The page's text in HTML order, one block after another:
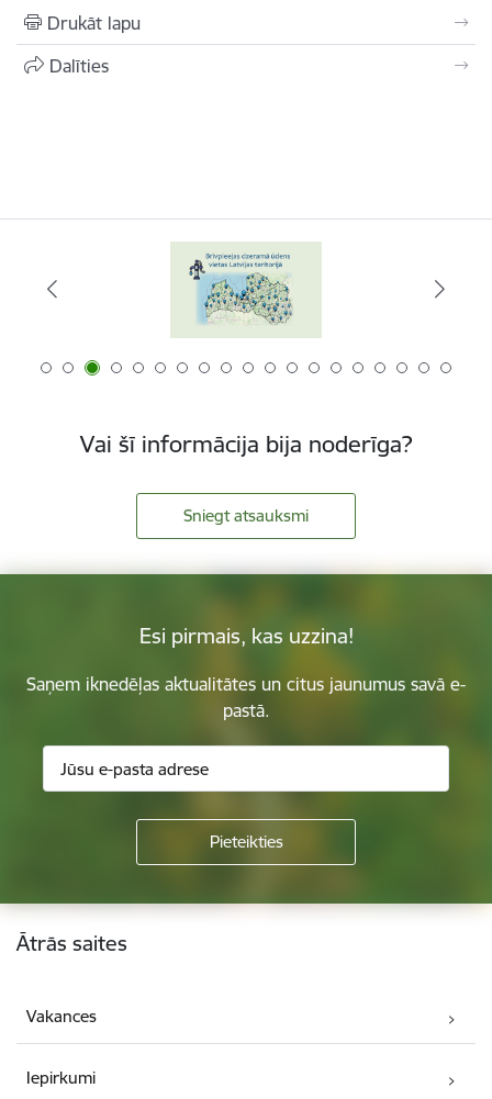
Drukāt lapu
Dalīties
Vai šī informācija bija noderīga?
Sniegt atsauksmi
Esi pirmais, kas uzzina!
Saņem iknedēļas aktualitātes un citus jaunumus savā e-
pastā.
Kājene
Ātrās saites
Vakances
Iepirkumi